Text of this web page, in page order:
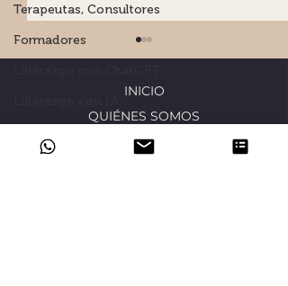
Terapeutas, Consultores
Formadores
INICIO
QUIÉNES SOMOS
COACHING